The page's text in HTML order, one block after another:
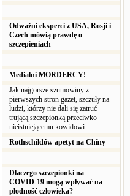
Odważni eksperci z USA, Rosji i
Czech mówią prawdę o
szczepieniach
Medialni MORDERCY!
Jak najgorsze szumowiny z
pierwszych stron gazet, szczuły na
ludzi, którzy nie dali się zatruć
trującą szczepionką przeciwko
nieistniejącemu kowidowi
Rothschildów apetyt na Chiny
Dlaczego szczepionki na
COVID-19 mogą wpływać na
płodność człowieka?